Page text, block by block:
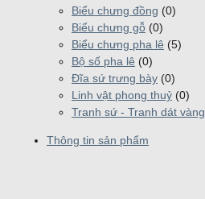
Biểu chưng đồng (0)
Biểu chưng gỗ (0)
Biểu chưng pha lê (5)
Bộ số pha lê (0)
Đĩa sứ trưng bày (0)
Linh vật phong thuỷ (0)
Tranh sứ - Tranh dát vàng
Thông tin sản phẩm